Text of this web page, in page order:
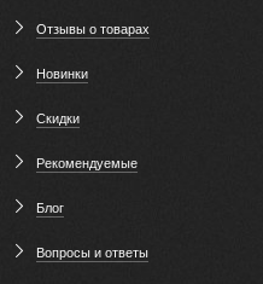
Отзывы о товарах
Новинки
Скидки
Рекомендуемые
Блог
Вопросы и ответы